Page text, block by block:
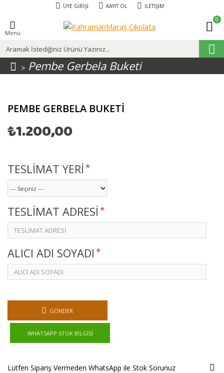
ÜYE GIRIŞI KAYIT OL İLETIŞIM
Menü
0
Pembe Gerbela Buketi
PEMBE GERBELA BUKETI
₺1.200,00
TESLİMAT YERİ
TESLİMAT ADRESİ
ALICI ADI SOYADI
GÖNDER
WHATSAPP STOK BILGISI
Lütfen Sipariş Vermeden WhatsApp ile Stok Sorunuz